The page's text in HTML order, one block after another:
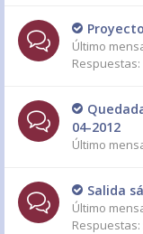
Último
Respuestas:
04-2012
Último
Salida
Último
Respuestas: